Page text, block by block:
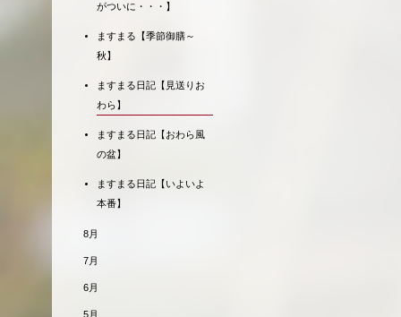
がついに・・・】
ますまる【季節御膳～
秋】
ますまる日記【見送りお
わら】
ますまる日記【おわら風
の盆】
ますまる日記【いよいよ
本番】
8月
7月
6月
5月